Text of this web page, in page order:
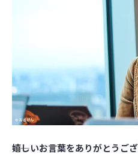
――嬉しいお言葉をありがとう